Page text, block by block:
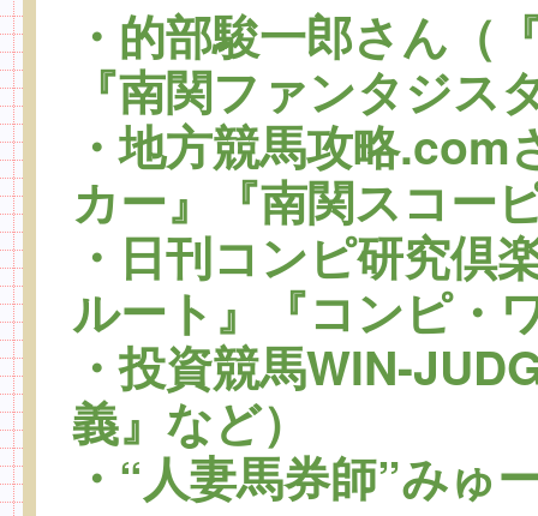
・的部駿一郎さん（
『南関ファンタジス
・地方競馬攻略
カー』『南関スコー
・日刊コンピ研究倶
ルート』『コンピ・
・投資競馬WIN-
義』など）
・“人妻馬券師”みゅ